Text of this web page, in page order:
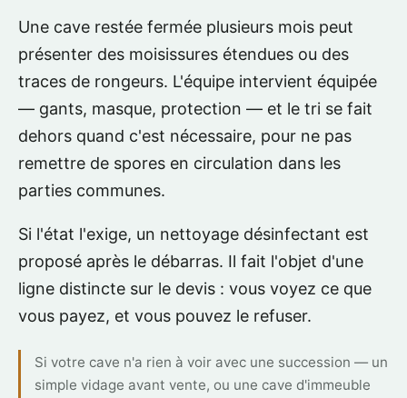
Une cave restée fermée plusieurs mois peut
présenter des moisissures étendues ou des
traces de rongeurs. L'équipe intervient équipée
— gants, masque, protection — et le tri se fait
dehors quand c'est nécessaire, pour ne pas
remettre de spores en circulation dans les
parties communes.
Si l'état l'exige, un nettoyage désinfectant est
proposé après le débarras. Il fait l'objet d'une
ligne distincte sur le devis : vous voyez ce que
vous payez, et vous pouvez le refuser.
Si votre cave n'a rien à voir avec une succession — un
simple vidage avant vente, ou une cave d'immeuble